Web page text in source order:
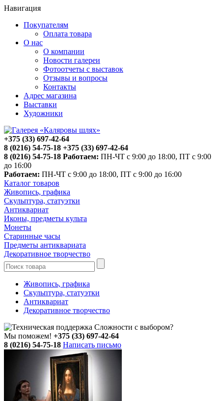
Навигация
Покупателям
Оплата товара
О нас
О компании
Новости галереи
Фотоотчеты с выставок
Отзывы и вопросы
Контакты
Адрес магазина
Выставки
Художники
+375 (33) 697-42-64
8 (0216) 54-75-18 +375 (33) 697-42-64
8 (0216) 54-75-18 Работаем: ПН-ЧТ с 9:00 до 18:00, ПТ с 9:00
до 16:00
Работаем: ПН-ЧТ с 9:00 до 18:00, ПТ с 9:00 до 16:00
Каталог товаров
Живопись, графика
Скульптура, статуэтки
Антиквариат
Иконы, предметы культа
Монеты
Старинные часы
Предметы антиквариата
Декоративное творчество
Живопись, графика
Скульптура, статуэтки
Антиквариат
Декоративное творчество
Сложности с выбором?
Мы поможем! +375 (33) 697-42-64
8 (0216) 54-75-18 Написать письмо